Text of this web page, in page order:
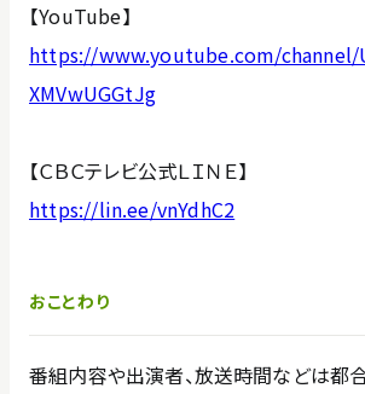
【YouTube】
https://www.youtube.com/channel/
XMVwUGGtJg
【ＣＢＣテレビ公式ＬＩＮＥ】
https://lin.ee/vnYdhC2
おことわり
番組内容や出演者、放送時間などは都